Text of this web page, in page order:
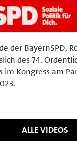
der BayernSPD,
des 74.
im Kongress am
ALLE VIDEOS